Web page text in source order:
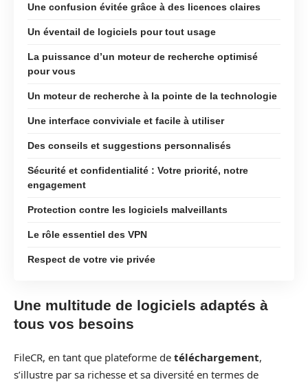
Une confusion évitée grâce à des licences claires
Un éventail de logiciels pour tout usage
La puissance d’un moteur de recherche optimisé
pour vous
Un moteur de recherche à la pointe de la technologie
Une interface conviviale et facile à utiliser
Des conseils et suggestions personnalisés
Sécurité et confidentialité : Votre priorité, notre
engagement
Protection contre les logiciels malveillants
Le rôle essentiel des VPN
Respect de votre vie privée
Une multitude de logiciels adaptés à
tous vos besoins
FileCR, en tant que plateforme de téléchargement,
s’illustre par sa richesse et sa diversité en termes de